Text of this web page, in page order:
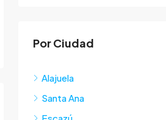
Por Ciudad
Alajuela
Santa Ana